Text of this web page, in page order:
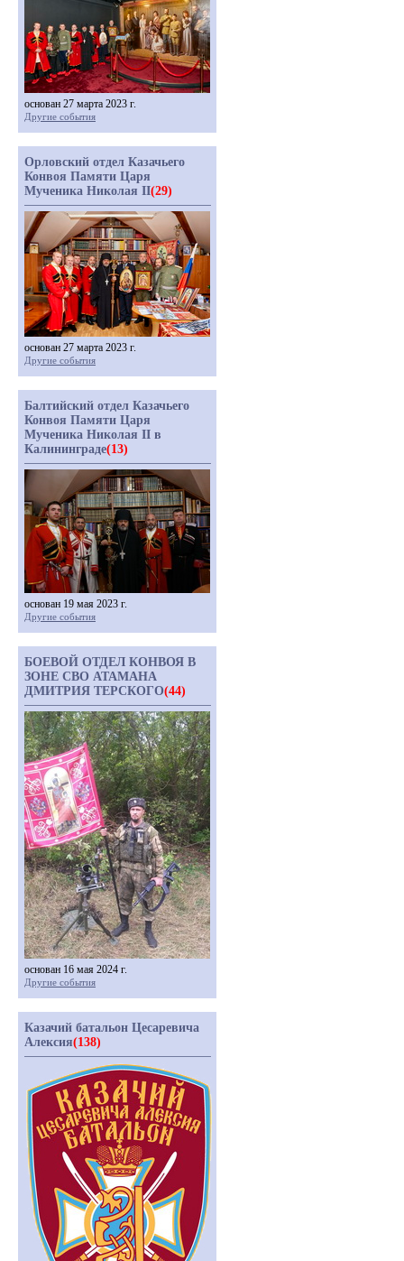
основан 27 марта 2023 г.
Другие события
Орловский отдел Казачьего
Конвоя Памяти Царя
Мученика Николая II(29)
основан 27 марта 2023 г.
Другие события
Балтийский отдел Казачьего
Конвоя Памяти Царя
Мученика Николая II в
Калининграде(13)
основан 19 мая 2023 г.
Другие события
БОЕВОЙ ОТДЕЛ КОНВОЯ В
ЗОНЕ СВО АТАМАНА
ДМИТРИЯ ТЕРСКОГО(44)
основан 16 мая 2024 г.
Другие события
Казачий батальон Цесаревича
Алексия(138)